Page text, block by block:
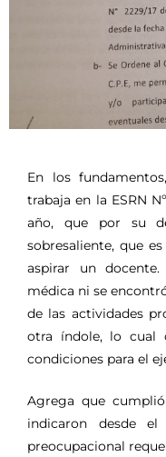
En los
trabaja en la ESRN
año, que por su
sobresaliente, que
aspirar un
médica ni se
de las actividades
otra índole, lo cual
condiciones para el
Agrega que
indicaron desde
preocupacional